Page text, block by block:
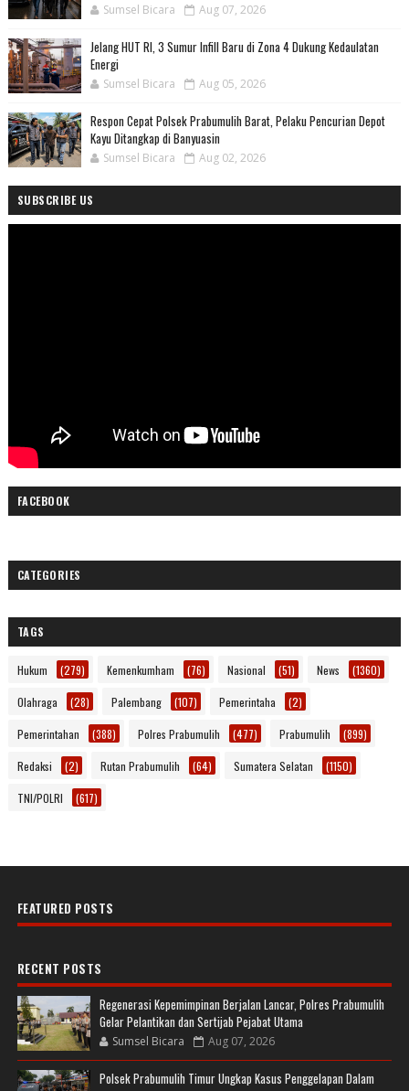
Sumsel Bicara Aug 07, 2026
Jelang HUT RI, 3 Sumur Infill Baru di Zona 4 Dukung Kedaulatan
Energi
Sumsel Bicara Aug 05, 2026
Respon Cepat Polsek Prabumulih Barat, Pelaku Pencurian Depot
Kayu Ditangkap di Banyuasin
Sumsel Bicara Aug 02, 2026
SUBSCRIBE US
FACEBOOK
CATEGORIES
TAGS
Hukum (279) Kemenkumham (76) Nasional (51) News (1360)
Olahraga (28) Palembang (107) Pemerintaha (2)
Pemerintahan (388) Polres Prabumulih (477) Prabumulih (899)
Redaksi (2) Rutan Prabumulih (64) Sumatera Selatan (1150)
TNI/POLRI (617)
FEATURED POSTS
RECENT POSTS
Regenerasi Kepemimpinan Berjalan Lancar, Polres Prabumulih
Gelar Pelantikan dan Sertijab Pejabat Utama
Sumsel Bicara Aug 07, 2026
Polsek Prabumulih Timur Ungkap Kasus Penggelapan Dalam